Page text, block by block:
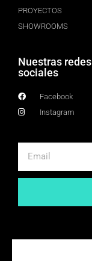
PROYECTOS
SHOWROOMS
Nuestras redes
sociales
Facebook
Instagram